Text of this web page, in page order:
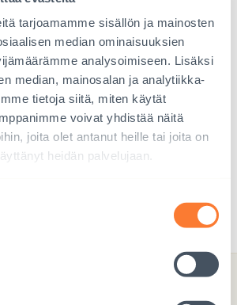
tarjoamamme sisällön ja mainosten
median ominaisuuksien
analysoimiseen. Lisäksi
median, mainosalan ja analytiikka-
tietoja siitä, miten käytät
voivat yhdistää näitä
joita olet antanut heille tai joita on
heidän palvelujaan.
Nepal
lapsen lukutaitoa köyhissä
lisää epätasa-arvoa ja
tulevaisuuteen.